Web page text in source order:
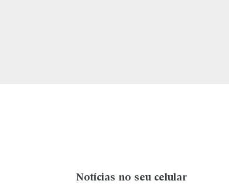
Notícias no seu celular